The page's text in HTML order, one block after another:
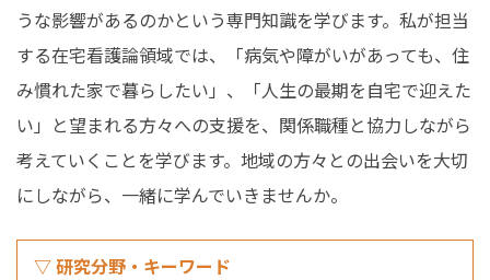
うな影響があるのかという専門知識を学びます。私が担当
する在宅看護論領域では、「病気や障がいがあっても、住
み慣れた家で暮らしたい」、「人生の最期を自宅で迎えた
い」と望まれる方々への支援を、関係職種と協力しながら
考えていくことを学びます。地域の方々との出会いを大切
にしながら、一緒に学んでいきませんか。
▽ 研究分野・キーワード